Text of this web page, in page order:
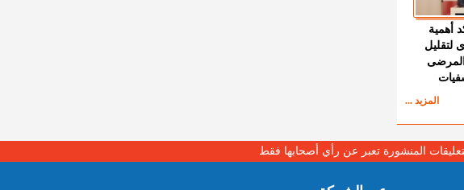
أهمية
لتقليل
المزيد ...
المنشورة تعبر عن رأي أصحابها فقط